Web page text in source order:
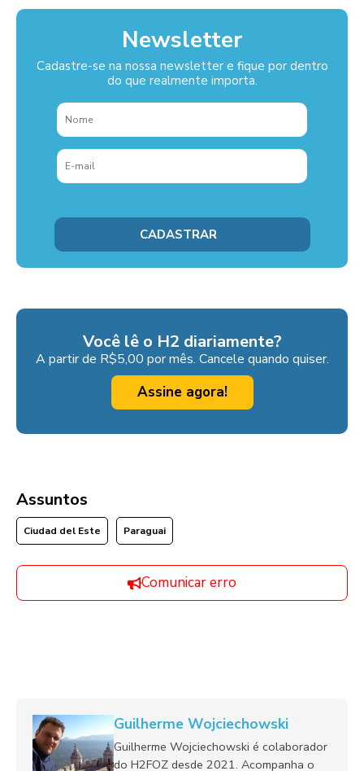
Newsletter
Cadastre-se na nossa newsletter e fique por dentro
do que realmente importa.
Você lê o H2 diariamente?
A partir de R$5,00 por mês. Cancele quando quiser.
Assine agora!
Assuntos
Ciudad del Este Paraguai
Comunicar erro
Guilherme Wojciechowski
Guilherme Wojciechowski é colaborador
do H2FOZ desde 2021. Acompanha o